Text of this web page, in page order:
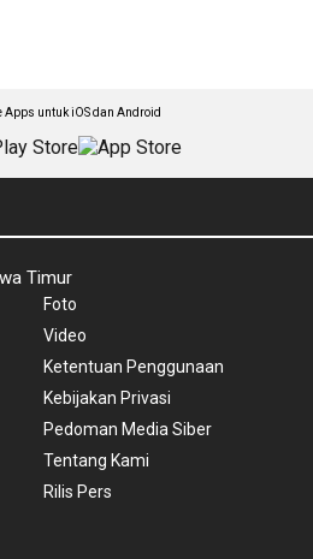
Apps untuk iOS dan Android
Timur
Foto
Video
Ketentuan Penggunaan
Kebijakan Privasi
Pedoman Media Siber
Tentang Kami
Rilis Pers